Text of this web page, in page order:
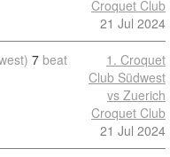
Croquet Club
21 Jul 2024
7 beat
1. Croquet
Club Südwest
vs Zuerich
Croquet Club
21 Jul 2024